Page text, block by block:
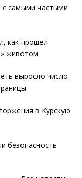
с самыми частыми
как прошел
животом
выросло число
в Курскую
безопасность